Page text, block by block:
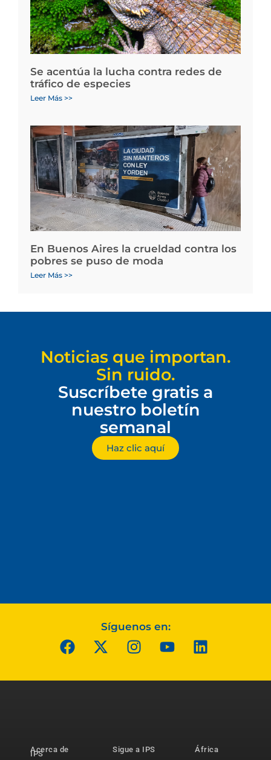
Se acentúa la lucha contra redes de
tráfico de especies
Leer Más >>
En Buenos Aires la crueldad contra los
pobres se puso de moda
Leer Más >>
Noticias que importan.
Sin ruido.
Suscríbete gratis a
nuestro boletín
semanal
Haz clic aquí
Síguenos en:
Acerca de
IPS
Sigue a IPS
África